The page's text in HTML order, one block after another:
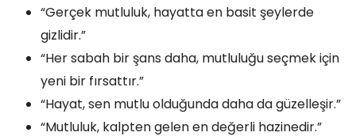
“Gerçek mutluluk, hayatta en basit şeylerde
gizlidir.”
“Her sabah bir şans daha, mutluluğu seçmek için
yeni bir fırsattır.”
“Hayat, sen mutlu olduğunda daha da güzelleşir.”
“Mutluluk, kalpten gelen en değerli hazinedir.”